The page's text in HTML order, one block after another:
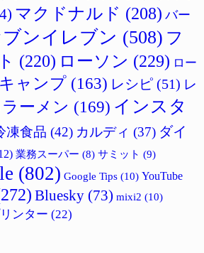
マクドナルド (208) バー
ンイレブン (508) フ
(220) ローソン (229) ロー
キャンプ (163) レシピ (51) レ
ラーメン (169) インスタ
凍食品 (42) カルディ (37) ダイ
業務スーパー (8) サミット (9)
(802) Google Tips (10) YouTube
Bluesky (73) mixi2 (10)
ンター (22)